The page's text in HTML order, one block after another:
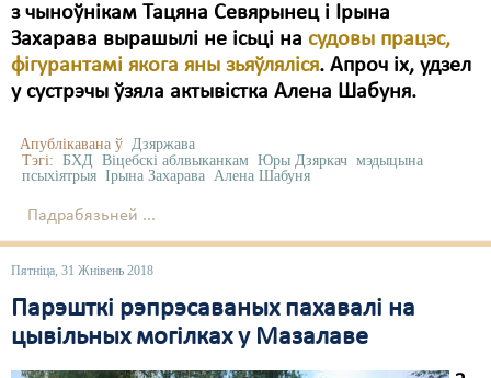
з чыноўнікам Тацяна Севярынец і Ірына
Захарава вырашылі не ісьці на судовы працэс,
фігурантамі якога яны зьяўляліся. Апроч іх, удзел
у сустрэчы ўзяла актывістка Алена Шабуня.
Апублікавана ў Дзяржава
Тэгі: БХД Віцебскі аблвыканкам Юры Дзяркач мэдыцына
псыхіятрыя Ірына Захарава Алена Шабуня
Падрабязьней ...
Пятніца, 31 Жнівень 2018
Парэшткі рэпрэсаваных пахавалі на
цывільных могілках у Мазалаве